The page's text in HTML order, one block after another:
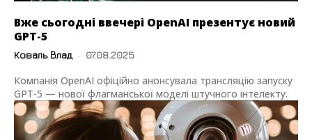
Вже сьогодні ввечері OpenAI презентує новий
GPT-5
Коваль Влад - 07.08.2025
Компанія OpenAI офіційно анонсувала трансляцію запуску
GPT-5 — нової флагманської моделі штучного інтелекту.